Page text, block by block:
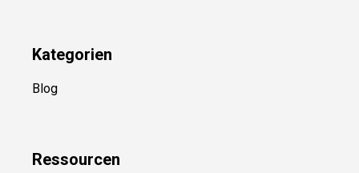
Kategorien
Blog
Ressourcen